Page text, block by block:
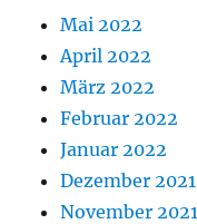
Mai 2022
April 2022
März 2022
Februar 2022
Januar 2022
Dezember 2021
November 2021